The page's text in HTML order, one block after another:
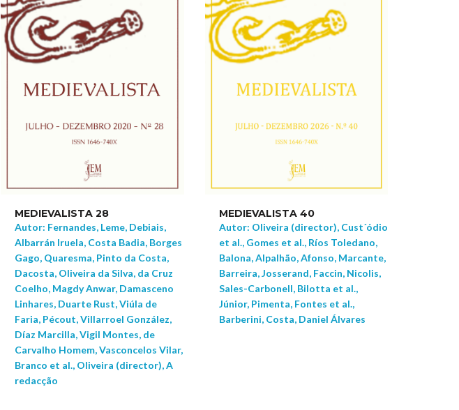
MEDIEVALISTA 28
Autor: Fernandes, Leme, Debiais,
Albarrán Iruela, Costa Badia, Borges
Gago, Quaresma, Pinto da Costa,
Dacosta, Oliveira da Silva, da Cruz
Coelho, Magdy Anwar, Damasceno
Linhares, Duarte Rust, Viúla de
Faria, Pécout, Villarroel González,
Díaz Marcilla, Vigil Montes, de
Carvalho Homem, Vasconcelos Vilar,
Branco et al., Oliveira (director), A
redacção
MEDIEVALISTA 40
Autor: Oliveira (director), Cust´ódio
et al., Gomes et al., Ríos Toledano,
Balona, Alpalhão, Afonso, Marcante,
Barreira, Josserand, Faccin, Nicolis,
Sales-Carbonell, Bilotta et al.,
Júnior, Pimenta, Fontes et al.,
Barberini, Costa, Daniel Álvares